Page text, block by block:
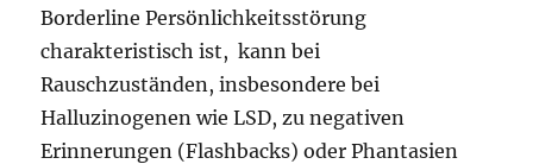
Borderline Persönlichkeitsstörung
charakteristisch ist, kann bei
Rauschzuständen, insbesondere bei
Halluzinogenen wie LSD, zu negativen
Erinnerungen (Flashbacks) oder Phantasien